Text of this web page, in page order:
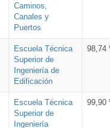
Caminos,
Canales y
Puertos
Escuela Técnica
Superior de
Ingeniería de
Edificación
98,74
Escuela Técnica
Superior de
Ingeniería
99,90